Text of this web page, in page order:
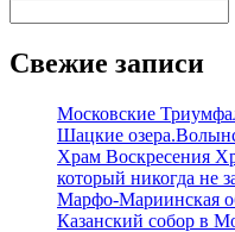
Свежие записи
Московские
Шацкие
Храм Воскресения
который никогда не
Марфо-Мариинская
Казанский собор в